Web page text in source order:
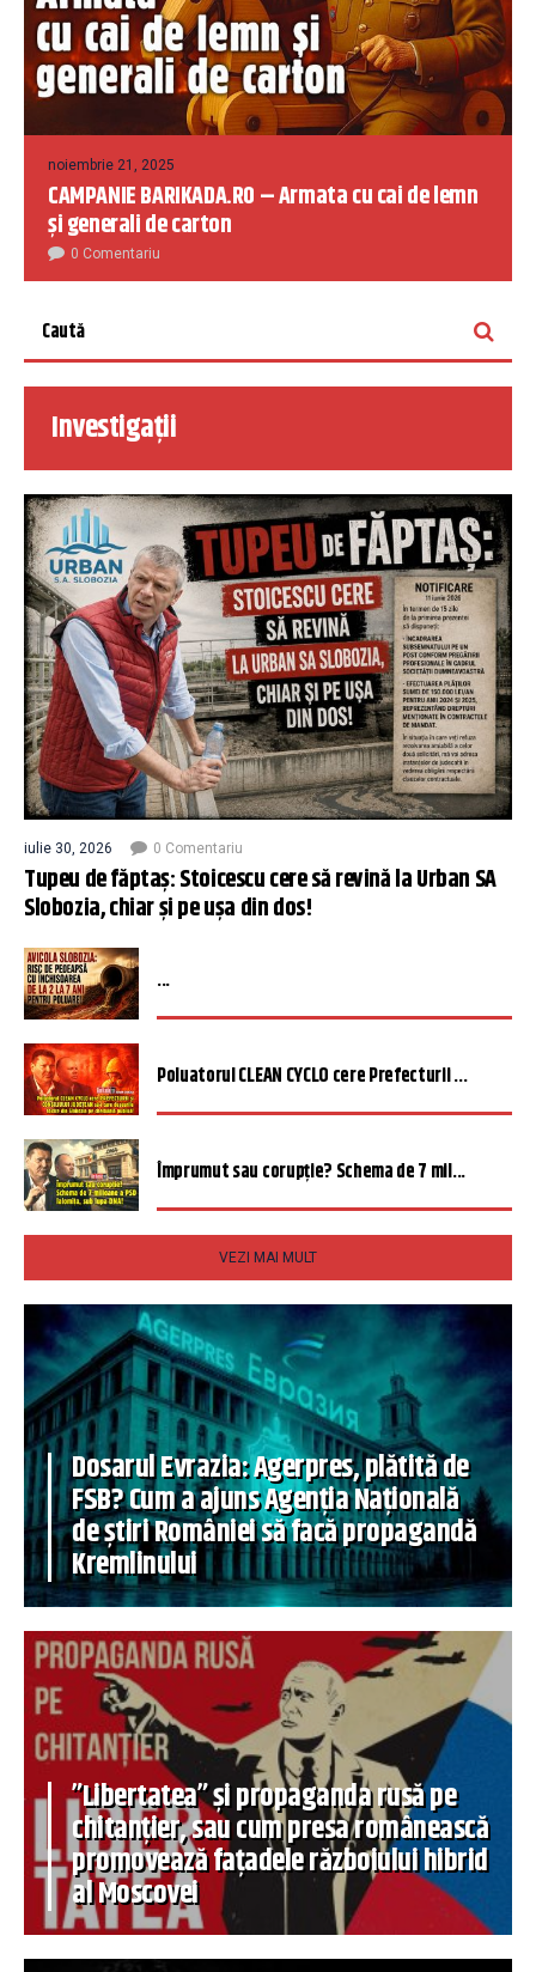
noiembrie 21, 2025
CAMPANIE BARIKADA.RO – Armata cu cai de lemn
și generali de carton
0 Comentariu
Investigații
iulie 30, 2026 0 Comentariu
Tupeu de făptaș: Stoicescu cere să revină la Urban SA
Slobozia, chiar și pe ușa din dos!
...
Poluatorul CLEAN CYCLO cere Prefecturii ...
Împrumut sau corupție? Schema de 7 mil...
VEZI MAI MULT
Dosarul Evrazia: Agerpres, plătită de
FSB? Cum a ajuns Agenția Națională
de știri României să facă propagandă
Kremlinului
”Libertatea” și propaganda rusă pe
chitanțier, sau cum presa românească
promovează fațadele războiului hibrid
al Moscovei